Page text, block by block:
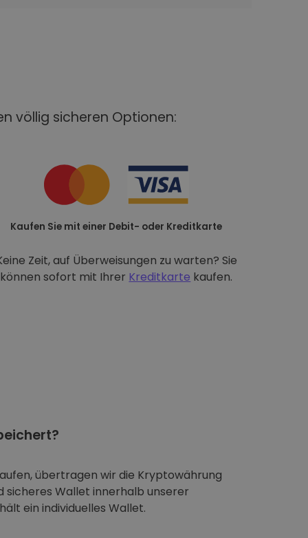
völlig sicheren Optionen:
Kaufen Sie mit einer Debit- oder Kreditkarte
Zeit, auf Überweisungen zu warten? Sie
können sofort mit Ihrer Kreditkarte kaufen.
übertragen wir die Kryptowährung
sicheres Wallet innerhalb unserer
ein individuelles Wallet.